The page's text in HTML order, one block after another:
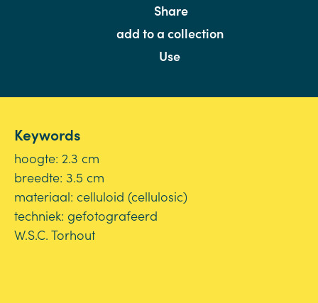
Share
add to a collection
Use
Keywords
hoogte: 2.3 cm
breedte: 3.5 cm
materiaal: celluloid (cellulosic)
techniek: gefotografeerd
W.S.C. Torhout